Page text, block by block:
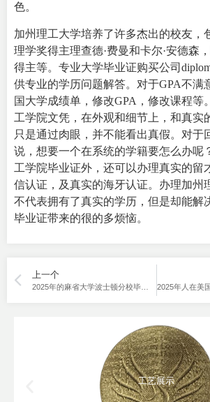
色。
加州理工大学培养了许多杰出的校友，
理学奖得主理查德·费曼和卡尔·安德森
得主等。专业大学毕业证购买公司
供专业的学历问题解答。对于GPA不满
国大学成绩单，修改GPA，修改课程等
工学院文凭，在外观和细节上，和真实
只是通过肉眼，并不能看出真假。对于
说，想要一个在系统的学籍要怎么办呢
工学院毕业证外，还可以办理真实的留
信认证，及真实的海牙认证。办理加州
不代表拥有了真实的学历，但是却能解
毕业证带来的很的多烦恼。
上一个
工艺展示